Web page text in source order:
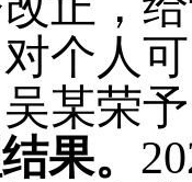
个人
某荣
果。